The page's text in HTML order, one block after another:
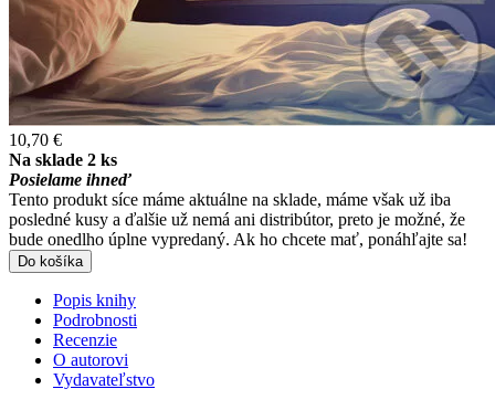
10,70 €
Na sklade 2 ks
Posielame ihneď
Tento produkt síce máme aktuálne na sklade, máme však už iba
posledné kusy a ďalšie už nemá ani distribútor, preto je možné, že
bude onedlho úplne vypredaný. Ak ho chcete mať, ponáhľajte sa!
Do košíka
Popis knihy
Podrobnosti
Recenzie
O autorovi
Vydavateľstvo